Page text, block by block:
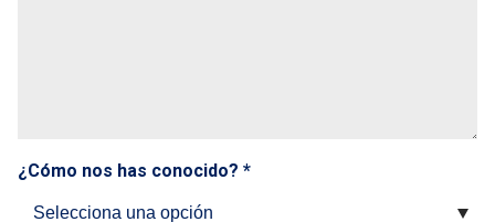
¿Cómo nos has conocido? *